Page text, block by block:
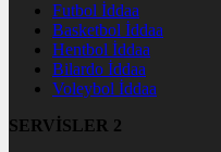
Futbol İddaa
Basketbol İddaa
Hentbol İddaa
Bilardo İddaa
Voleybol İddaa
SERVİSLER 2